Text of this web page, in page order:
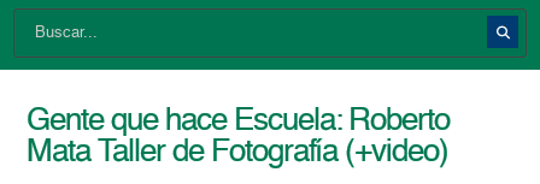
Gente que hace Escuela: Roberto
Mata Taller de Fotografía (+video)